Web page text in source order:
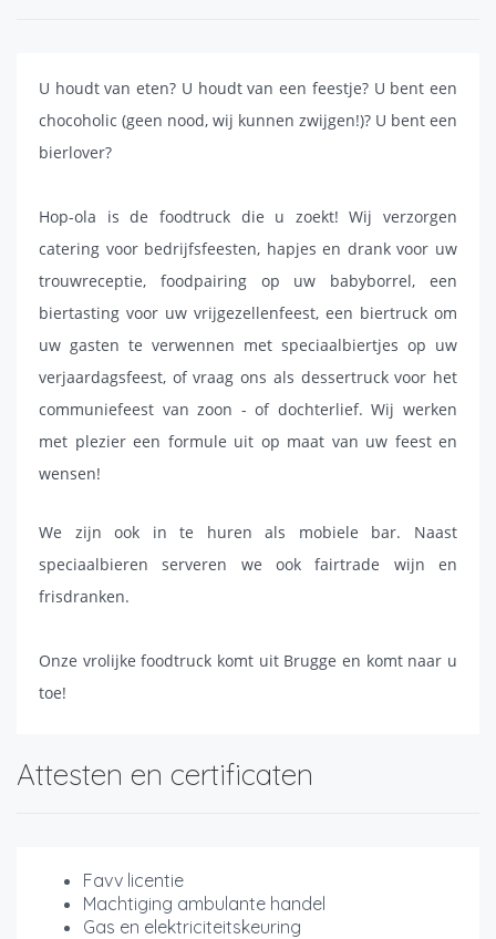
U houdt van eten? U houdt van een feestje? U bent een
chocoholic (geen nood, wij kunnen zwijgen!)? U bent een
bierlover?
Hop-ola is de foodtruck die u zoekt! Wij verzorgen
catering voor bedrijfsfeesten, hapjes en drank voor uw
trouwreceptie, foodpairing op uw babyborrel, een
biertasting voor uw vrijgezellenfeest, een biertruck om
uw gasten te verwennen met speciaalbiertjes op uw
verjaardagsfeest, of vraag ons als dessertruck voor het
communiefeest van zoon - of dochterlief. Wij werken
met plezier een formule uit op maat van uw feest en
wensen!
We zijn ook in te huren als mobiele bar. Naast
speciaalbieren serveren we ook fairtrade wijn en
frisdranken.
Onze vrolijke foodtruck komt uit Brugge en komt naar u
toe!
Attesten en certificaten
Favv licentie
Machtiging ambulante handel
Gas en elektriciteitskeuring